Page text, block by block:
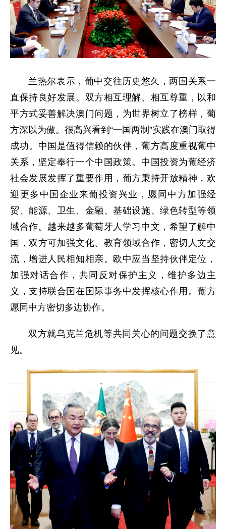
兰热尔表示，葡中交往历史悠久，两国关系一
直保持良好发展。双方相互理解、相互尊重，以和
平方式妥善解决澳门问题，为世界树立了榜样，葡
方深以为傲。很高兴看到“一国两制”实践在澳门取得
成功。中国是值得信赖的伙伴，葡方高度重视葡中
关系，坚定奉行一个中国政策。中国投资为葡经济
社会发展发挥了重要作用，葡方秉持开放精神，欢
迎更多中国企业来葡投资兴业，愿同中方加强经
贸、能源、卫生、金融、基础设施、绿色转型等领
域合作。越来越多葡萄牙人学习中文，希望了解中
国，双方可加强文化、教育领域合作，密切人文交
流，增进人民相知相亲。欧中应当坚持伙伴定位，
加强对话合作，共同反对保护主义，维护多边主
义，支持联合国在国际事务中发挥核心作用。葡方
愿同中方密切多边协作。
双方就乌克兰危机等共同关心的问题交换了意
见。